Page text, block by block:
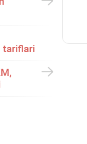
tariflari